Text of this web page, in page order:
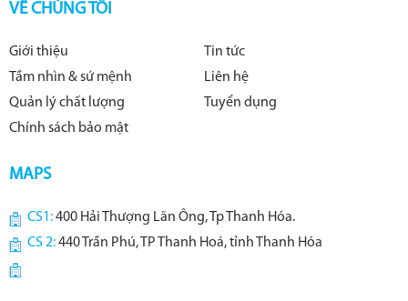
VỀ CHÚNG TÔI
Giới thiệu
Tin tức
Tầm nhìn & sứ mệnh
Liên hệ
Quản lý chất lượng
Tuyển dụng
Chính sách bảo mật
MAPS
CS1:400 Hải Thượng Lãn Ông, Tp Thanh Hóa.
CS 2:440 Trần Phú, TP Thanh Hoá, tỉnh Thanh Hóa